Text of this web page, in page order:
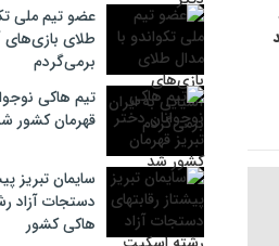
عضو تیم ملی
طلای بازی‌های
برمی‌گردم
تیم هاکی
قهرمان کشور
سایمان تبریز
دستجات آزاد
هاکی کشور